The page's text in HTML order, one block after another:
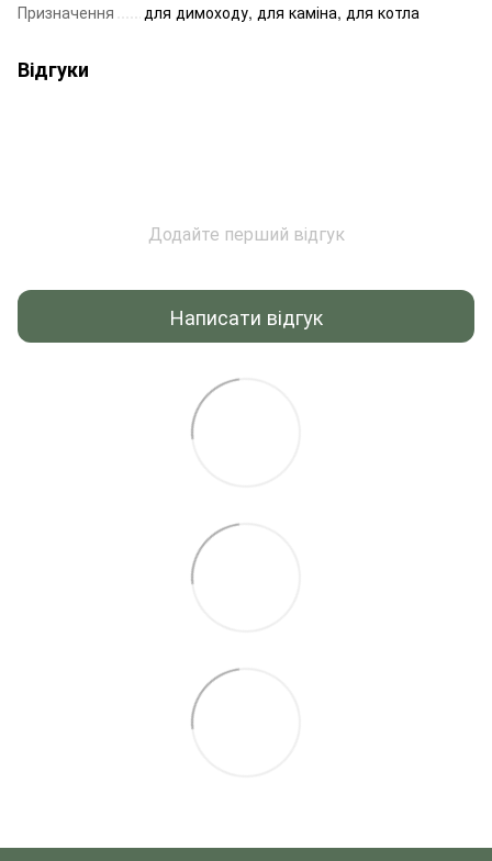
Призначення
для димоходу, для каміна, для котла
Відгуки
Додайте перший відгук
Написати відгук